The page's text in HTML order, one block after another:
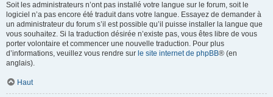
Soit les administrateurs n’ont pas installé votre langue sur le forum, soit le
logiciel n’a pas encore été traduit dans votre langue. Essayez de demander à
un administrateur du forum s’il est possible qu’il puisse installer la langue que
vous souhaitez. Si la traduction désirée n’existe pas, vous êtes libre de vous
porter volontaire et commencer une nouvelle traduction. Pour plus
d’informations, veuillez vous rendre sur le site internet de phpBB® (en
anglais).
Haut